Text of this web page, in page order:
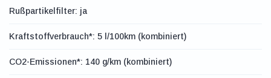
Rußpartikelfilter: ja
Kraftstoffverbrauch*: 5 l/100km (kombiniert)
CO2-Emissionen*: 140 g/km (kombiniert)